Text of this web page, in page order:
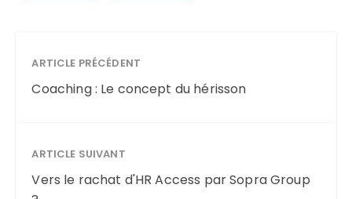
ARTICLE PRÉCÉDENT
Coaching : Le concept du hérisson
ARTICLE SUIVANT
Vers le rachat d'HR Access par Sopra Group